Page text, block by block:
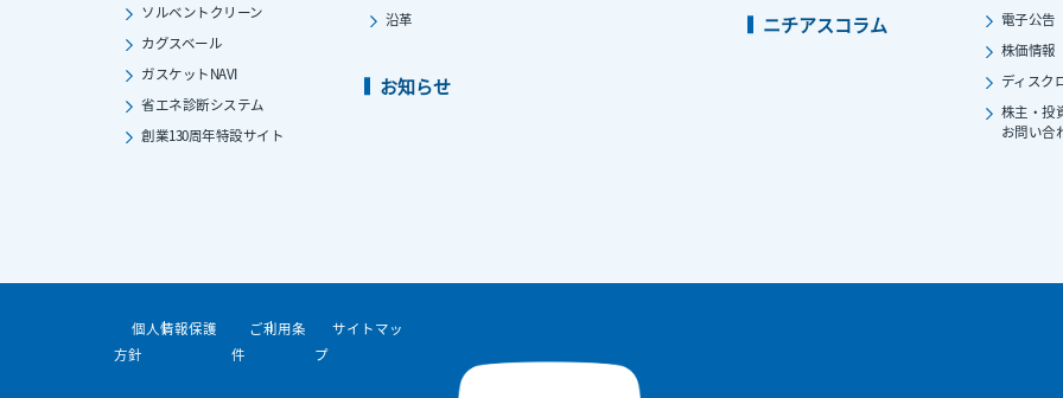
ソルベントクリーン
カグスベール
ガスケットNAVI
省エネ診断システム
創業130周年特設サイト
沿革
お知らせ
ニチアスコラム
電子公告
株価情報
ディスク
株主・投
お問い合
個人情報保護
方針
ご利用条
件
サイトマッ
プ